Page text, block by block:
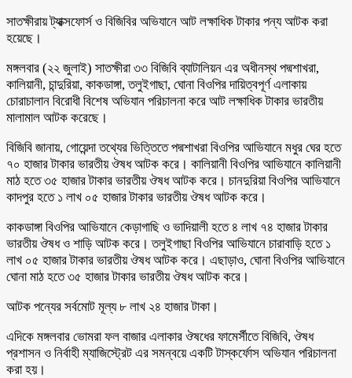
সাতক্ষীরায় ট্যাক্সফোর্স ও বিজিবির অভিযানে আট লক্ষাধিক টাকার পন্য আটক করা
হয়েছে।
মঙ্গলবার (২২ জুলাই) সাতক্ষীরা ৩৩ বিজিবি ব্যাটালিয়ন এর অধীনস্থ পদ্মশাখরা,
কালিয়ানী, চান্দুরিয়া, কাকডাঙ্গা, তলুইগাছা, ঘোনা বিওপির দায়িত্বপূর্ণ এলাকায়
চোরাচালান বিরোধী বিশেষ অভিযান পরিচালনা করে আট লক্ষাধিক টাকার ভারতীয়
মালামাল আটক করেছে।
বিজিবি জানায়, গোয়েন্দা তথ্যের ভিত্তিতে পদ্মশাখরা বিওপির আভিযানে মধুর ঘের হতে
৭০ হাজার টাকার ভারতীয় ঔষধ আটক করে। কালিয়ানী বিওপির আভিযানে কালিয়ানী
মাঠ হতে ৩৫ হাজার টাকার ভারতীয় ঔষধ আটক করে। চানদুরিয়া বিওপির আভিযানে
কাদপুর হতে ১ লাখ ০৫ হাজার টাকার ভারতীয় ঔষধ আটক করে।
কাকডাঙ্গা বিওপির আভিযানে কেড়াগাছি ও ভাদিয়ালী হতে ৪ লাখ ৭৪ হাজার টাকার
ভারতীয় ঔষধ ও শাড়ি আটক করে। তলুইগাছা বিওপির আভিযানে চারাবাড়ি হতে ১
লাখ ০৫ হাজার টাকার ভারতীয় ঔষধ আটক করে। এছাড়াও, ঘোনা বিওপির আভিযানে
ঘোনা মাঠ হতে ৩৫ হাজার টাকার ভারতীয় ঔষধ আটক করে।
আটক পন্যের সর্বমোট মূল্য ৮ লাখ ২৪ হাজার টাকা।
এদিকে মঙ্গলবার ভোমরা ফল বাজার এলাকার ঔষধের ফামের্সীতে বিজিবি, ঔষধ
প্রশাসন ও নির্বাহী ম্যাজিস্ট্রেট এর সমন্বয়ে একটি টাস্কর্ফোস অভিযান পরিচালনা
করা হয়।